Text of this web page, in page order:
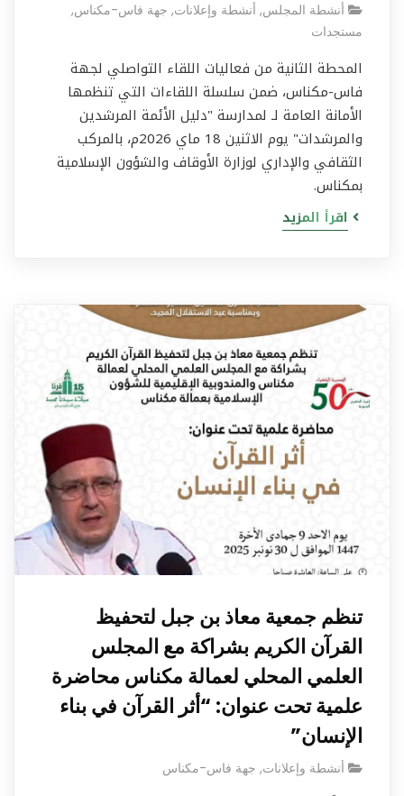
أنشطة المجلس, أنشطة وإعلانات, جهة فاس-مكناس,
مستجدات
المحطة الثانية من فعاليات اللقاء التواصلي لجهة
فاس-مكناس، ضمن سلسلة اللقاءات التي تنظمها
الأمانة العامة لـ لمدارسة "دليل الأئمة المرشدين
والمرشدات" يوم الاثنين 18 ماي 2026م، بالمركب
الثقافي والإداري لوزارة الأوقاف والشؤون الإسلامية
بمكناس.
اقرأ المزيد
تنظم جمعية معاذ بن جبل لتحفيظ
القرآن الكريم بشراكة مع المجلس
العلمي المحلي لعمالة مكناس محاضرة
علمية تحت عنوان: “أثر القرآن في بناء
الإنسان”
أنشطة وإعلانات, جهة فاس-مكناس